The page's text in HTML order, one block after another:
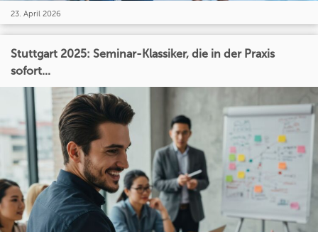
23. April 2026
Stuttgart 2025: Seminar-Klassiker, die in der Praxis
sofort...